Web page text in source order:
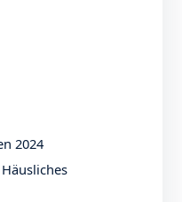
2024